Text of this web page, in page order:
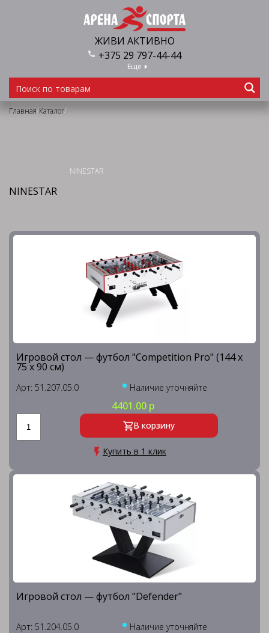
ЖИВИ АКТИВНО
+375 29 797-44-44
Еще
Главная/Каталог/
NINESTAR
NINESTAR
Игровой стол — футбол "Competition Pro" (144 х
75 х 90 см)
Арт: 51.207.05.0 Наличие уточняйте
4401.00 р
В корзину
Купить в 1 клик
Игровой стол — футбол "Defender"
Арт: 51.204.05.0 Наличие уточняйте